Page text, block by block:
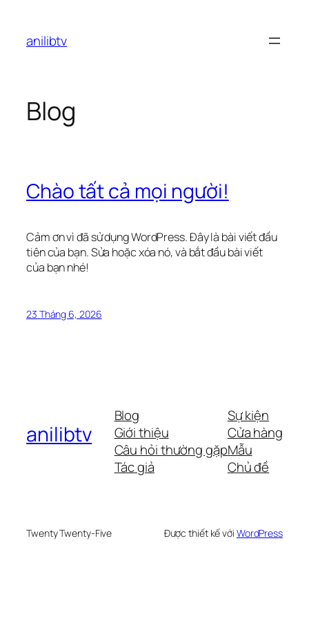
phầnanilibtv
Blog
Chào tất cả mọi người!
Cảm ơn vì đã sử dụng WordPress. Đây là bài viết đầu
tiên của bạn. Sửa hoặc xóa nó, và bắt đầu bài viết
của bạn nhé!
23 Tháng 6, 2026
anilibtv
Blog
Giới thiệu
Câu hỏi thường gặp
Tác giả
Sự kiện
Cửa hàng
Mẫu
Chủ đề
Twenty Twenty-Five Được thiết kế với WordPress